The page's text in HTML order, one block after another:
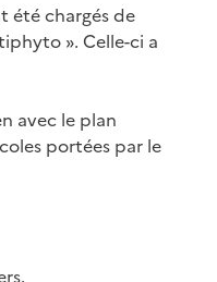
été chargés de
». Celle-ci a
avec le plan
portées par le